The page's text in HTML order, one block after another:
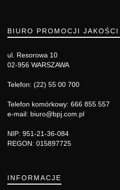
BIURO PROMOCJI JAKOŚCI
ul. Resorowa 10
02-956 WARSZAWA
Telefon: (22) 55 00 700
Telefon komórkowy: 666 855 557
e-mail: biuro@bpj.com.pl
NIP: 951-21-36-084
REGON: 015897725
INFORMACJE